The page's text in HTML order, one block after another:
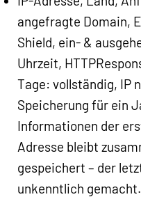
angefragte Domain,
Shield, ein- &
Uhrzeit,
Tage: vollständig, IP
Speicherung für ein
Informationen der
Adresse bleibt
gespeichert – der
unkenntlich